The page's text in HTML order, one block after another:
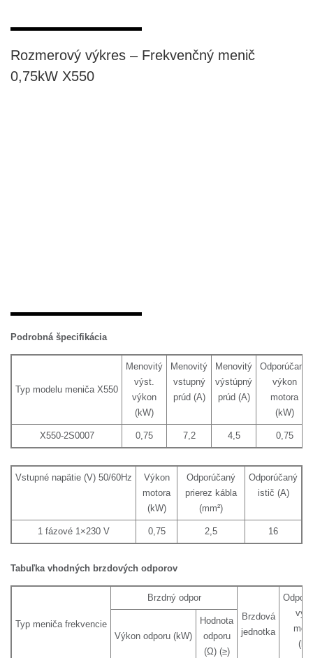
Rozmerový výkres – Frekvenčný menič
0,75kW X550
Podrobná špecifikácia
Typ modelu meniča X550
Menovitý
výst.
výkon
(kW)
Menovitý
vstupný
prúd (A)
Menovitý
výstúpný
prúd (A)
Odporúčaný
výkon
motora
(kW)
X550-2S0007 0,75 7,2 4,5 0,75
Vstupné napätie (V) 50/60Hz
Výkon
motora
(kW)
Odporúčaný
prierez kábla
(mm²)
Odporúčaný
istič (A)
1 fázové 1×230 V 0,75 2,5 16
Tabuľka vhodných brzdových odporov
Typ meniča frekvencie
Brzdný odpor
Brzdová
jednotka
Výkon odporu (kW)
Hodnota
odporu
(Ω) (≥)